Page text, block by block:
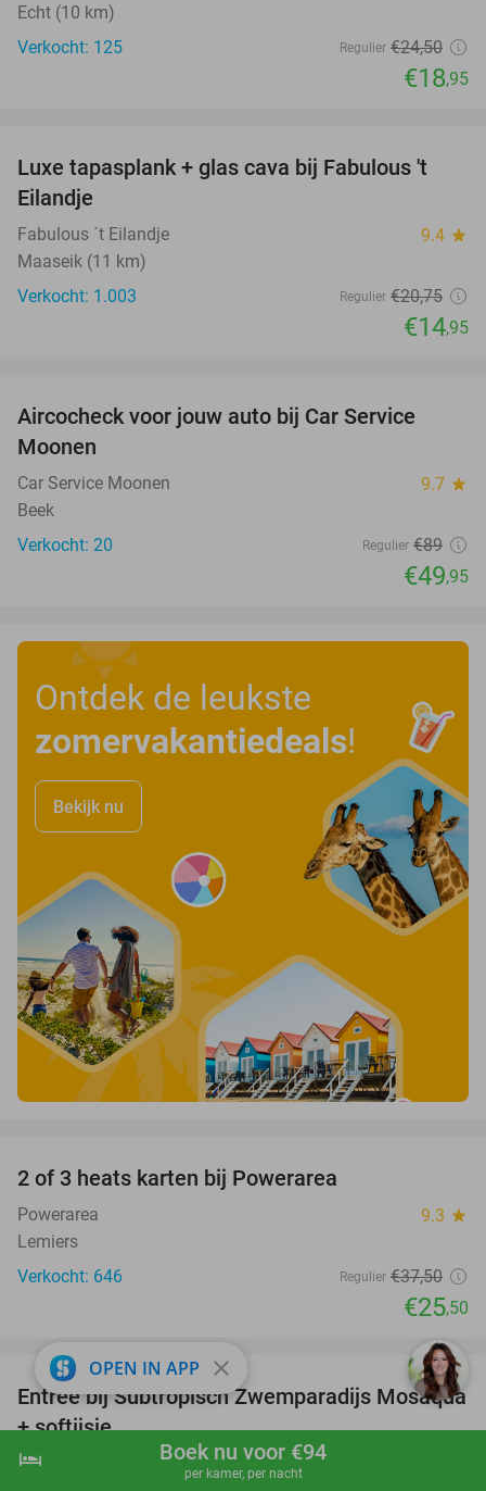
shopping_cart Boek nu
hotel Boek nu voor €94
per kamer, per nacht
Echt (10 km)
Verkocht: 125
Regulier €24,50
€18,95
28%
Luxe tapasplank + glas cava bij Fabulous 't
Eilandje
Fabulous ´t Eilandje 9.4 star
Maaseik (11 km)
Verkocht: 1.003
Regulier €20,75
€14,95
Aircocheck voor jouw auto bij Car Service
Moonen
Car Service Moonen 9.7 star
Beek
Verkocht: 20
Regulier €89
€49,95
Ontdek de leukste
zomervakantiedeals!
Bekijk nu
2 of 3 heats karten bij Powerarea
Powerarea 9.3 star
Lemiers
Verkocht: 646
Regulier €37,50
€25,50
25%
favorite_border
Entree bij Subtropisch Zwemparadijs Mosaqua
+ softijsje
Subtropisch Zwemparadijs Mosaqua
OPEN IN APP close